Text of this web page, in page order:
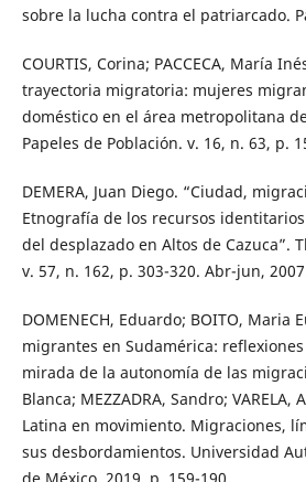
sobre la lucha contra el patriarcado.
COURTIS, Corina; PACCECA, María
trayectoria migratoria: mujeres
doméstico en el área metropolitana
Papeles de Población. v. 16, n. 63, p.
DEMERA, Juan Diego. “Ciudad,
Etnografía de los recursos
del desplazado en Altos de Cazuca”.
v. 57, n. 162, p. 303-320. Abr-jun,
DOMENECH, Eduardo; BOITO, Maria
migrantes en Sudamérica:
mirada de la autonomía de las
Blanca; MEZZADRA, Sandro; VARELA,
Latina en movimiento. Migraciones,
sus desbordamientos. Universidad